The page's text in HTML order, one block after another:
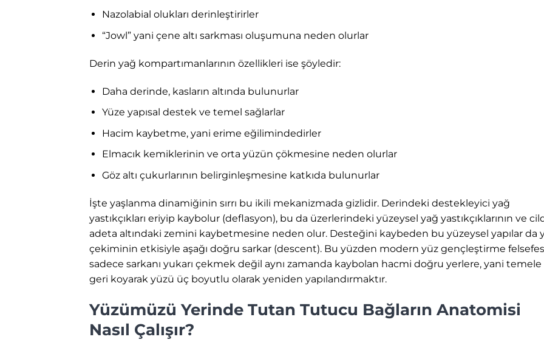
Nazolabial olukları derinleştirirler
“Jowl” yani çene altı sarkması oluşumuna neden olurlar
Derin yağ kompartımanlarının özellikleri ise şöyledir:
Daha derinde, kasların altında bulunurlar
Yüze yapısal destek ve temel sağlarlar
Hacim kaybetme, yani erime eğilimindedirler
Elmacık kemiklerinin ve orta yüzün çökmesine neden olurlar
Göz altı çukurlarının belirginleşmesine katkıda bulunurlar
İşte yaşlanma dinamiğinin sırrı bu ikili mekanizmada gizlidir. Derindeki destekleyici yağ
yastıkçıkları eriyip kaybolur (deflasyon), bu da üzerlerindeki yüzeysel yağ yastıkçıklarının ve
adeta altındaki zemini kaybetmesine neden olur. Desteğini kaybeden bu yüzeysel yapılar da
çekiminin etkisiyle aşağı doğru sarkar (descent). Bu yüzden modern yüz gençleştirme
sadece sarkanı yukarı çekmek değil aynı zamanda kaybolan hacmi doğru yerlere, yani temele
geri koyarak yüzü üç boyutlu olarak yeniden yapılandırmaktır.
Yüzümüzü Yerinde Tutan Tutucu Bağların Anatomisi
Nasıl Çalışır?